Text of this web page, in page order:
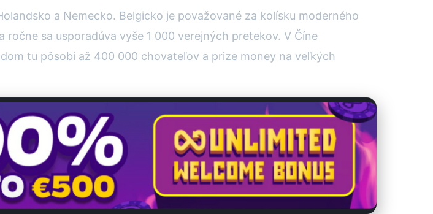
a Nemecko. Belgicko je považované za kolísku moderného
sa usporadúva vyše 1 000 verejných pretekov. V Číne
tu pôsobí až 400 000 chovateľov a prize money na veľkých